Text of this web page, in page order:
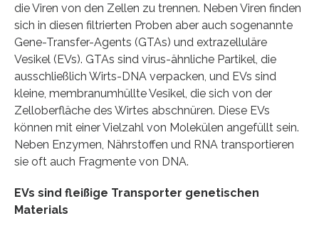
die Viren von den Zellen zu trennen. Neben Viren finden
sich in diesen filtrierten Proben aber auch sogenannte
Gene-Transfer-Agents (GTAs) und extrazelluläre
Vesikel (EVs). GTAs sind virus-ähnliche Partikel, die
ausschließlich Wirts-DNA verpacken, und EVs sind
kleine, membranumhüllte Vesikel, die sich von der
Zelloberfläche des Wirtes abschnüren. Diese EVs
können mit einer Vielzahl von Molekülen angefüllt sein.
Neben Enzymen, Nährstoffen und RNA transportieren
sie oft auch Fragmente von DNA.
EVs sind fleißige Transporter genetischen
Materials